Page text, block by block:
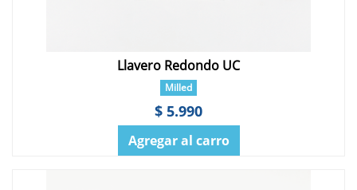
Llavero Redondo UC
Milled
$ 5.990
Agregar al carro